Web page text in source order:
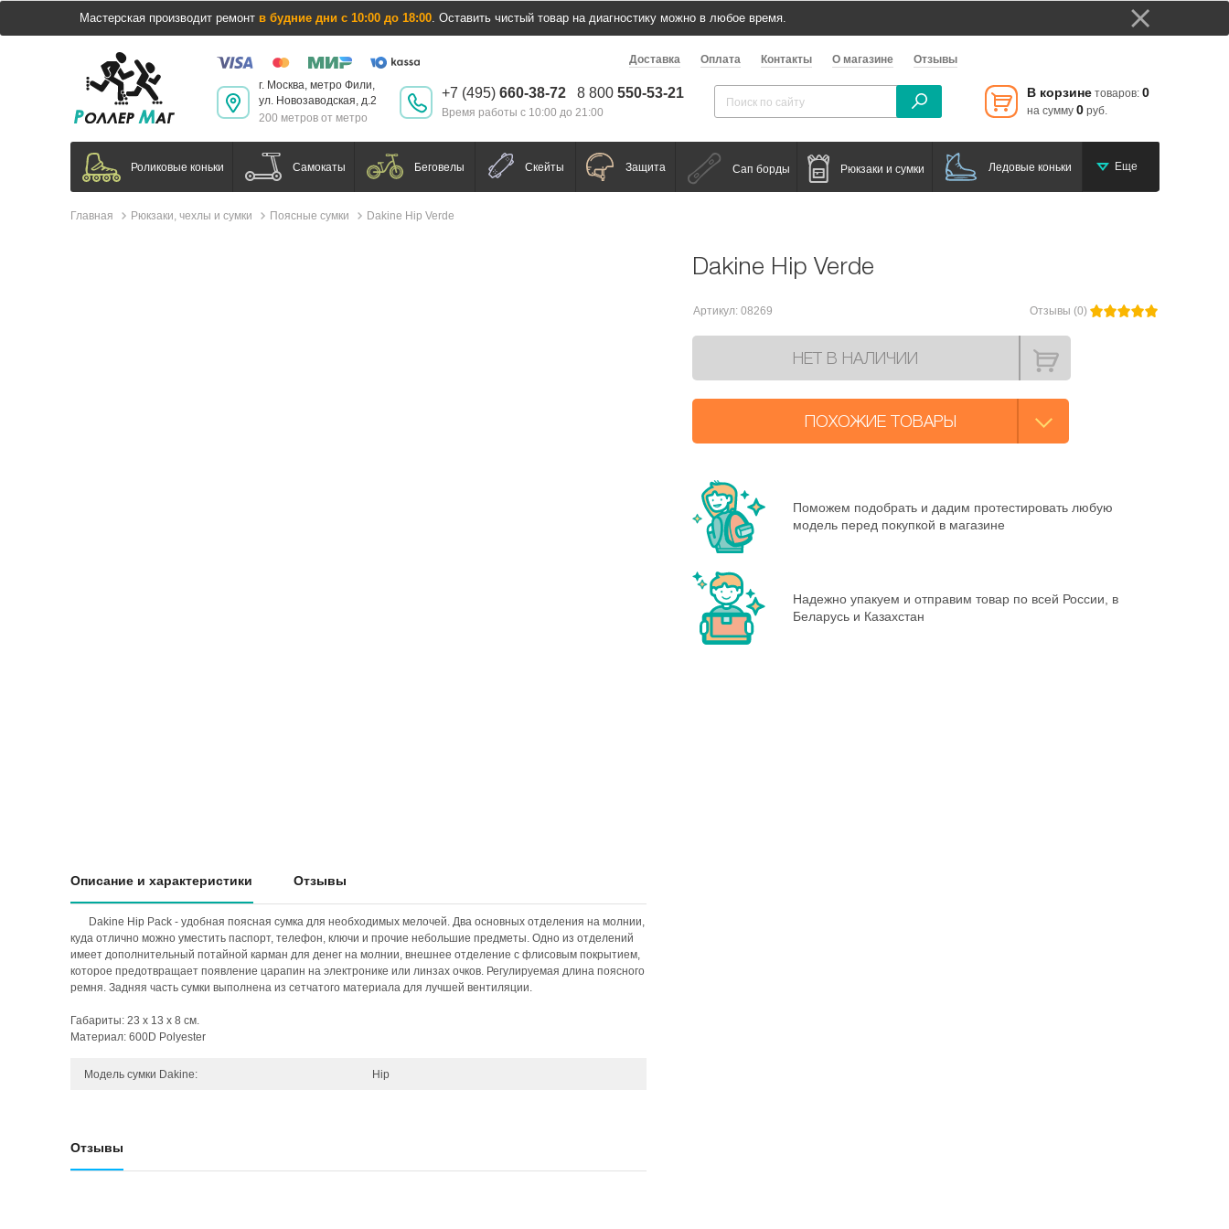
Мастерская производит ремонт в будние дни с 10:00 до 18:00. Оставить чистый товар на диагностику можно в любое время.
Доставка Оплата Контакты О магазине Отзывы
В корзине товаров: 0
на сумму 0 руб.
г. Москва, метро Фили,
ул. Новозаводская, д.2
200 метров от метро
+7 (495) 660-38-72 8 800 550-53-21
Время работы с 10:00 до 21:00
Роликовые коньки Самокаты Беговелы Скейты Защита Сап борды Рюкзаки и сумки Ледовые коньки Еще
Главная Рюкзаки, чехлы и сумки Поясные сумки Dakine Hip Verde
Описание и характеристики Отзывы
Dakine Hip Pack - удобная поясная сумка для необходимых мелочей. Два основных отделения на молнии,
куда отлично можно уместить паспорт, телефон, ключи и прочие небольшие предметы. Одно из отделений
имеет дополнительный потайной карман для денег на молнии, внешнее отделение с флисовым покрытием,
которое предотвращает появление царапин на электронике или линзах очков. Регулируемая длина поясного
ремня. Задняя часть сумки выполнена из сетчатого материала для лучшей вентиляции.
Габариты: 23 x 13 x 8 см.
Материал: 600D Polyester
Модель сумки Dakine: Hip
Отзывы
Dakine Hip Verde
Артикул: 08269 Отзывы (0)
НЕТ В НАЛИЧИИ
ПОХОЖИЕ ТОВАРЫ
Поможем подобрать и дадим протестировать любую
модель перед покупкой в магазине
Надежно упакуем и отправим товар по всей России, в
Беларусь и Казахстан